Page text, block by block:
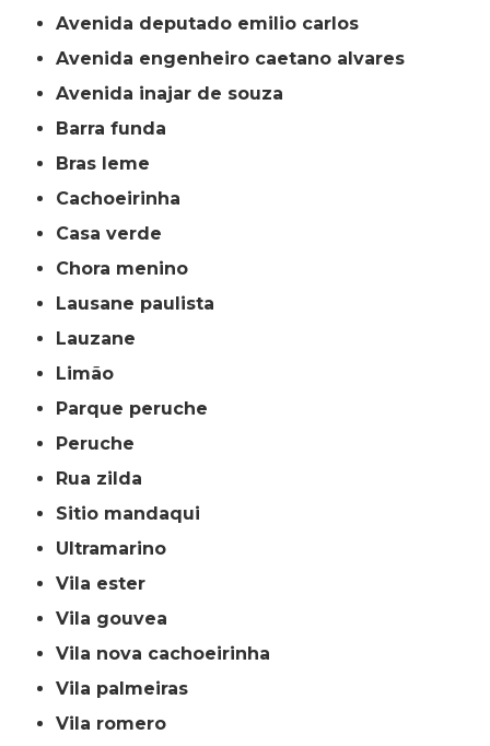
avenida deputado emilio carlos
avenida engenheiro caetano alvares
avenida inajar de souza
barra funda
bras leme
cachoeirinha
casa verde
chora menino
lausane paulista
lauzane
limão
parque peruche
peruche
rua zilda
sitio mandaqui
ultramarino
vila ester
vila gouvea
vila nova cachoeirinha
vila palmeiras
vila romero